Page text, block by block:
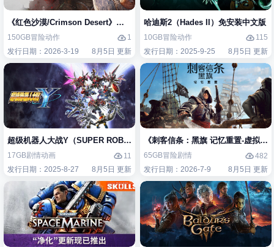
《红色沙漠/Crimson Desert》免安装中文版
150GB冒险动作
1
发行日期：2026-3-19
8月5日 更新
哈迪斯2（Hades II）免安装中文版
10GB冒险动作
115
发行日期：2025-9-25
8月5日 更新
超级机器人大战Y（SUPER ROBOT WARS Y）免安装中文版
17GB剧情动画
11
发行日期：2025-8-27
8月5日 更新
《刺客信条：黑旗 记忆重置-虚拟
65GB冒险剧情
482
发行日期：2026-7-9
8月5日 更新